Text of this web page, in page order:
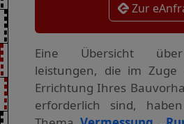
Zur
Eine Übersicht
leistungen, die im Zuge
Errichtung Ihres
erforderlich sind,